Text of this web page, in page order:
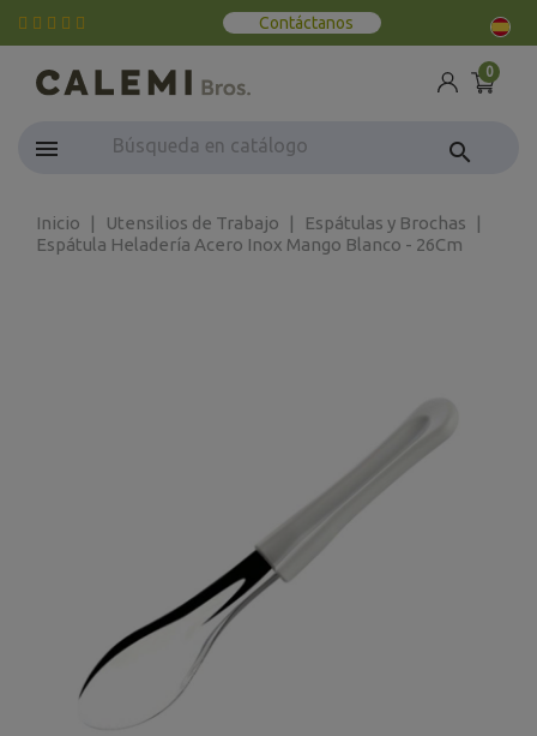
Contáctanos
0
search
Inicio Utensilios de Trabajo
Espátulas y Brochas
Espátula Heladería Acero Inox Mango Blanco - 26Cm